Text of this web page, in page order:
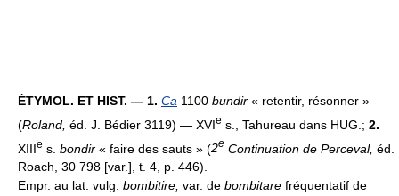
ÉTYMOL. ET HIST. — 1. Ca 1100 bundir « retentir, résonner »
(Roland, éd. J. Bédier 3119) — XVIe s., Tahureau dans HUG.; 2.
XIIIe s. bondir « faire des sauts » (2e Continuation de Perceval, éd.
Roach, 30 798 [var.], t. 4, p. 446).
Empr. au lat. vulg. bombitire, var. de bombitare fréquentatif de